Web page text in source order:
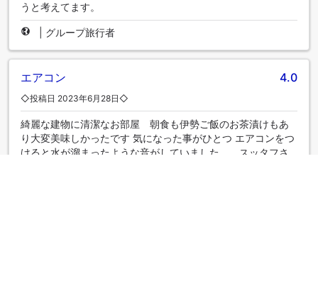
うと考えてます。
グループ旅行者
エアコン 4.0
◇投稿日 2023年6月28日◇
綺麗な建物に清潔なお部屋 朝食も伊勢ご飯のお茶漬けもあ
り大変美味しかったです 気になった事がひとつ エアコンをつ
けると水が溜まったような音がしていました スッタフさ